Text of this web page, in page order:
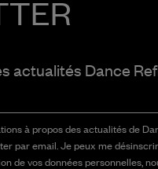
actualités Dance
à propos des actualités de
par email. Je peux me
de vos données personnelles,